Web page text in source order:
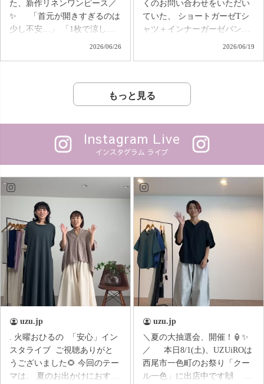
を、 今日はみんなで楽しみま
しょう😊✨ 📍7/11(土)16:30〜
す！」のコメントをお忘れな
ンツ ・ゆったりガーゼTシャ
ツ ・キーネックガーゼロンT
「気になっていたけど、ま
だ着たことがない」 そんな方
からはじめてみてください♪
あなたの“はじめての
た、新作リネンワンピース／
✨ 「首元が開きすぎるのは
少し不安…」 「1枚で涼しく
の新作ワンピースがいよいよ
登場します😊 定番の人気
アイテム「カジュアルワンピ
軽やかな着心地はそのまま
に、 首元は安心感のあるデザ
インに。 ゆったり着られるの
トで、 着るだけでオシャレが
楽しめる🙌✨ 体のラインを
拾いにくく、 一枚さらっと着
るだけで自然と大人らしくま
とまる一着です🌿 さら
に、5年前に販売していた、
TsugihagiガーゼTシャツが、
装い新たにリニューアルして
復刻😍 着用感やサイズ
感、細かなポイントは… 📺
イブで詳しくご紹介します！
ぜひライブで一緒にチェック
してくださいね😊💕
2026/06/26
くのお問い合わせをいただい
ていた、 ショートガーゼTシ
ャツ＋インナーガーゼパンツ
い」 「暑い日は締め付けのな
い服がいい」 そんな声から生
まれた、夏のごほうびセット
は、 UZUiRO定番のガーゼT
をベースに、 「もう少し丈が
短いと嬉しい！」 というお客
しなくてもバランスがとりや
すい 🌿ワイドパンツやスカー
トにも合わせやすい 🌿首元ゴ
ム仕様で着脱もラクちん
そしてセットのインナーガー
ゼパンツは、 ❄️内ももの汗
や張り付きを軽減 ❄️スパッツ
ほど暑くない ❄️お風呂上がり
やルームウェアにも◎ 知
多木綿ダブルガーゼのやさし
っと快適です♪ 実は
UZUiROクルーの中でも 「家
ではこれ一枚で過ごした
い！」 という声が出るほど☺️
✨ おうち時間はもちろん、
2026/06/19
もっと見る
Instagram Live
インスタグラム ライブ
uzu.jp
. 火曜おひるの 「安心」イン
スタライブ ご視聴ありがと
うございました🌻 今回のテー
マは、 夏のお出かけにおすす
uzu.jp
＼夏の大抽選会、開催！🏮✨
／ 本日8/1(土)、UZUiROは
西尾市一色町のお祭り「クー
ル一色」に出店中です🙌